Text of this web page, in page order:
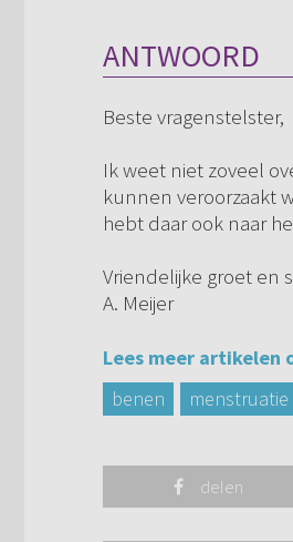
ANTWOORD
Beste vragenstelster,
Ik weet niet zoveel
kunnen veroorzaakt
hebt daar ook naar
Vriendelijke groet en
A. Meijer
Lees meer artikelen
benen
menstruatie
delen